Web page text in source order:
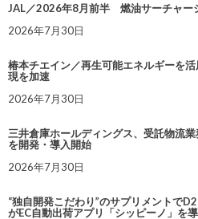
JAL／2026年8月前半 燃油サーチャー
2026年7月30日
椿本チエイン／再生可能エネルギーを
現を加速
2026年7月30日
三井倉庫ホールディングス、受託物流
を開発・導入開始
2026年7月30日
“独自開発こだわり”のサプリメントで
がEC自動出荷アプリ「シッピーノ」を